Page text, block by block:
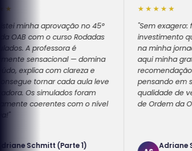
no 45°
o curso Rodadas
é
— domina
com clareza e
cada aula leve
foram
com o nível
(Parte 1)
"Sem exagero: foi lindo de
investimento que fez total
na minha jornada e
aqui minha gratidão e
recomendação para
pensando em se preparar
qualidade de verdade
de Ordem da OAB!"
Adriane Schmitt